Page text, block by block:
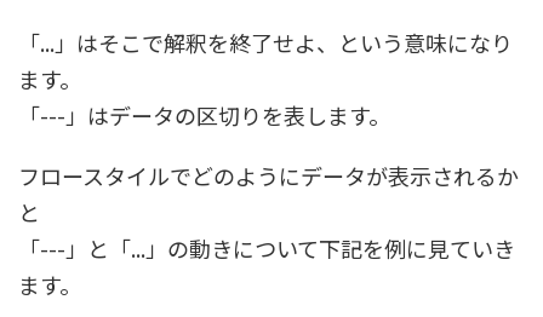
「...」はそこで解釈を終了せよ、という意味になり
ます。
「---」はデータの区切りを表します。
フロースタイルでどのようにデータが表示されるか
と
「---」と「...」の動きについて下記を例に見ていき
ます。